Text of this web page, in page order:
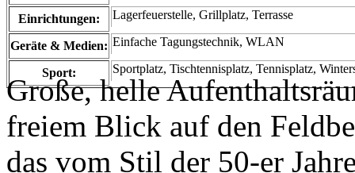
Einrichtungen: Lagerfeuerstelle, Grillplatz, Terrasse
Geräte & Medien: Einfache Tagungstechnik, WLAN
Sport: Sportplatz, Tischtennisplatz, Tennisplatz,
Große, helle
freiem Blick auf den
das vom Stil der 50-er